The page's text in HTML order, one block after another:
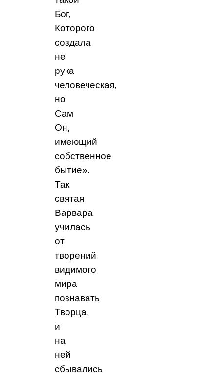
Бог,
Которого
создала
не
рука
человеческая,
но
Сам
Он,
имеющий
собственное
бытие».
Так
святая
Варвара
училась
от
творений
видимого
мира
познавать
Творца,
и
на
ней
сбывались